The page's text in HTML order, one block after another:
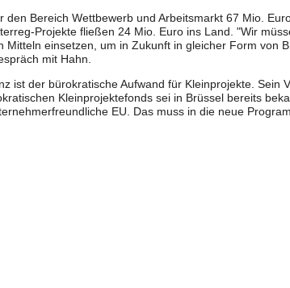
den Bereich Wettbewerb und Arbeitsmarkt 67 Mio.
Projekte fließen 24 Mio. Euro ins Land. "Wir
Mitteln einsetzen, um in Zukunft in gleicher Form von
mit Hahn.
ist der bürokratische Aufwand für Kleinprojekte. Sein
Kleinprojektefonds sei in Brüssel bereits
EU. Das muss in die neue